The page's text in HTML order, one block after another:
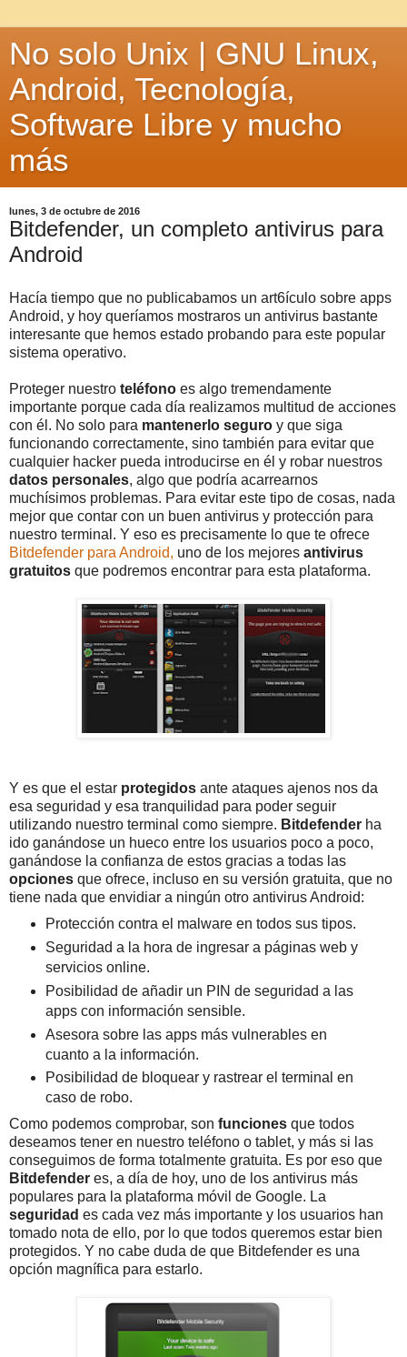
No solo Unix | GNU Linux,
Android, Tecnología,
Software Libre y mucho
más
lunes, 3 de octubre de 2016
Bitdefender, un completo antivirus para
Android
Hacía tiempo que no publicabamos un art6ículo sobre apps
Android, y hoy queríamos mostraros un antivirus bastante
interesante que hemos estado probando para este popular
sistema operativo.
Proteger nuestro teléfono es algo tremendamente
importante porque cada día realizamos multitud de acciones
con él. No solo para mantenerlo seguro y que siga
funcionando correctamente, sino también para evitar que
cualquier hacker pueda introducirse en él y robar nuestros
datos personales, algo que podría acarrearnos
muchísimos problemas. Para evitar este tipo de cosas, nada
mejor que contar con un buen antivirus y protección para
nuestro terminal. Y eso es precisamente lo que te ofrece
Bitdefender para Android, uno de los mejores antivirus
gratuitos que podremos encontrar para esta plataforma.
Y es que el estar protegidos ante ataques ajenos nos da
esa seguridad y esa tranquilidad para poder seguir
utilizando nuestro terminal como siempre. Bitdefender ha
ido ganándose un hueco entre los usuarios poco a poco,
ganándose la confianza de estos gracias a todas las
opciones que ofrece, incluso en su versión gratuita, que no
tiene nada que envidiar a ningún otro antivirus Android:
Protección contra el malware en todos sus tipos.
Seguridad a la hora de ingresar a páginas web y
servicios online.
Posibilidad de añadir un PIN de seguridad a las
apps con información sensible.
Asesora sobre las apps más vulnerables en
cuanto a la información.
Posibilidad de bloquear y rastrear el terminal en
caso de robo.
Como podemos comprobar, son funciones que todos
deseamos tener en nuestro teléfono o tablet, y más si las
conseguimos de forma totalmente gratuita. Es por eso que
Bitdefender es, a día de hoy, uno de los antivirus más
populares para la plataforma móvil de Google. La
seguridad es cada vez más importante y los usuarios han
tomado nota de ello, por lo que todos queremos estar bien
protegidos. Y no cabe duda de que Bitdefender es una
opción magnífica para estarlo.